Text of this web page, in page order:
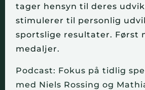
tager hensyn til deres
stimulerer til personlig
sportslige resultater. Først
medaljer.
Podcast: Fokus på tidlig
med Niels Rossing og